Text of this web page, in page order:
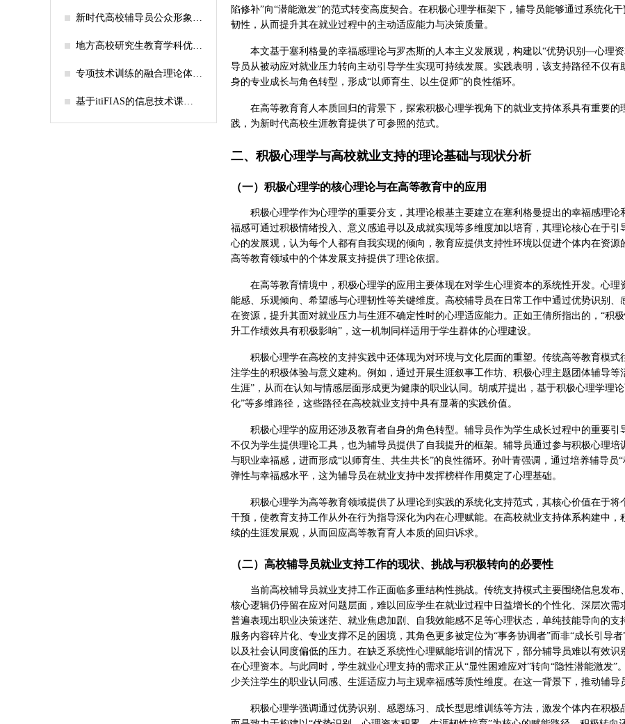
新时代高校辅导员公众形象塑
地方高校研究生教育学科优化
径探析
专项技术训练的融合理论体系
基于itiFIAS的信息技术课堂
陷修补”向“潜能激发”的范式转变高度契合。在积极心理学框架下，辅导员能够通过系统化
韧性，从而提升其在就业过程中的主动适应能力与决策质量。
本文基于塞利格曼的幸福感理论与罗杰斯的人本主义发展观，构建以“优势识别—心理
导员从被动应对就业压力转向主动引导学生实现可持续发展。实践表明，该支持路径不仅
身的专业成长与角色转型，形成“以师育生、以生促师”的良性循环。
在高等教育育人本质回归的背景下，探索积极心理学视角下的就业支持体系具有重要
践，为新时代高校生涯教育提供了可参照的范式。
二、积极心理学与高校就业支持的理论基础与现状分析
（一）积极心理学的核心理论与在高等教育中的应用
积极心理学作为心理学的重要分支，其理论根基主要建立在塞利格曼提出的幸福感理
福感可通过积极情绪投入、意义感追寻以及成就实现等多维度加以培育，其理论核心在于引
心的发展观，认为每个人都有自我实现的倾向，教育应提供支持性环境以促进个体内在资
高等教育领域中的个体发展支持提供了理论依据。
在高等教育情境中，积极心理学的应用主要体现在对学生心理资本的系统性开发。心
能感、乐观倾向、希望感与心理韧性等关键维度。高校辅导员在日常工作中通过优势识别
在资源，提升其面对就业压力与生涯不确定性时的心理适应能力。正如王倩所指出的，“积
升工作绩效具有积极影响”，这一机制同样适用于学生群体的心理建设。
积极心理学在高校的支持实践中还体现为对环境与文化层面的重塑。传统高等教育模
注学生的积极体验与意义建构。例如，通过开展生涯叙事工作坊、积极心理主题团体辅导等
生涯”，从而在认知与情感层面形成更为健康的职业认同。胡咸芹提出，基于积极心理学理
化”等多维路径，这些路径在高校就业支持中具有显著的实践价值。
积极心理学的应用还涉及教育者自身的角色转型。辅导员作为学生成长过程中的重要
不仅为学生提供理论工具，也为辅导员提供了自我提升的框架。辅导员通过参与积极心理
与职业幸福感，进而形成“以师育生、共生共长”的良性循环。孙叶青强调，通过培养辅导
弹性与幸福感水平，这为辅导员在就业支持中发挥榜样作用奠定了心理基础。
积极心理学为高等教育领域提供了从理论到实践的系统化支持范式，其核心价值在于
干预，使教育支持工作从外在行为指导深化为内在心理赋能。在高校就业支持体系构建中
续的生涯发展观，从而回应高等教育育人本质的回归诉求。
（二）高校辅导员就业支持工作的现状、挑战与积极转向的必要性
当前高校辅导员就业支持工作正面临多重结构性挑战。传统支持模式主要围绕信息发
核心逻辑仍停留在应对问题层面，难以回应学生在就业过程中日益增长的个性化、深层次
普遍表现出职业决策迷茫、就业焦虑加剧、自我效能感不足等心理状态，单纯技能导向的支
服务内容碎片化、专业支撑不足的困境，其角色更多被定位为“事务协调者”而非“成长引导
以及社会认同度偏低的压力。在缺乏系统性心理赋能培训的情况下，部分辅导员难以有效
在心理资本。与此同时，学生就业心理支持的需求正从“显性困难应对”转向“隐性潜能激发
少关注学生的职业认同感、生涯适应力与主观幸福感等质性维度。在这一背景下，推动辅导
积极心理学强调通过优势识别、感恩练习、成长型思维训练等方法，激发个体内在积